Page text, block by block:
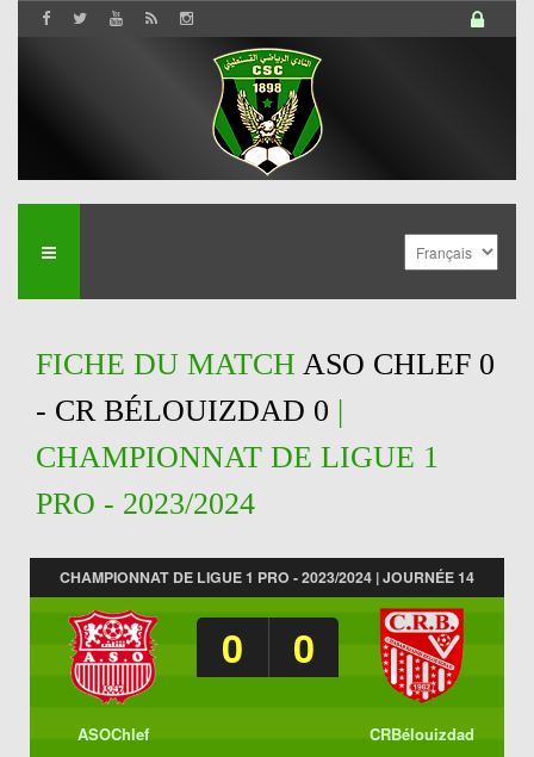
FICHE DU MATCH ASO CHLEF 0
- CR BÉLOUIZDAD 0 |
CHAMPIONNAT DE LIGUE 1
PRO - 2023/2024
CHAMPIONNAT DE LIGUE 1 PRO - 2023/2024 | JOURNÉE 14
0 0
ASOChlef
CRBélouizdad